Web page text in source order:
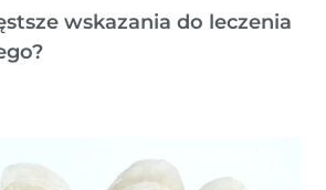
wskazania do leczenia